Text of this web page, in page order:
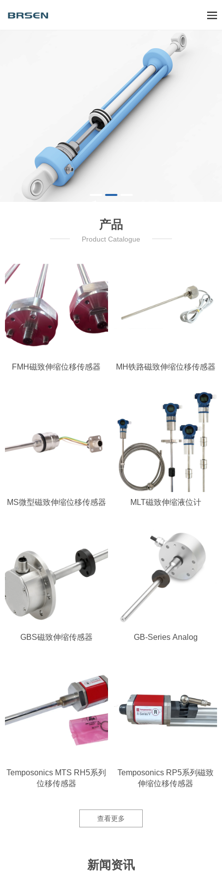
产品
Product Catalogue
FMH磁致伸缩位移传感器 MH铁路磁致伸缩位移传感器
MS微型磁致伸缩位移传感器 MLT磁致伸缩液位计
GBS磁致伸缩传感器 GB-Series Analog
Temposonics MTS RH5系列
位移传感器
Temposonics RP5系列磁致
伸缩位移传感器
查看更多
新闻资讯